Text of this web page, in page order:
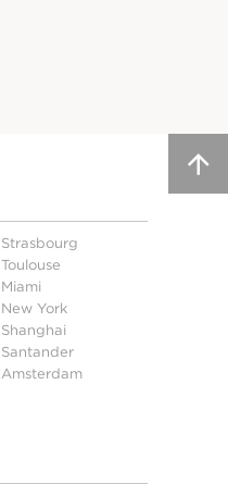
Strasbourg
Toulouse
Miami
New York
Shanghai
Santander
Amsterdam